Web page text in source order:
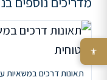
תאונות דרכים במשאיות